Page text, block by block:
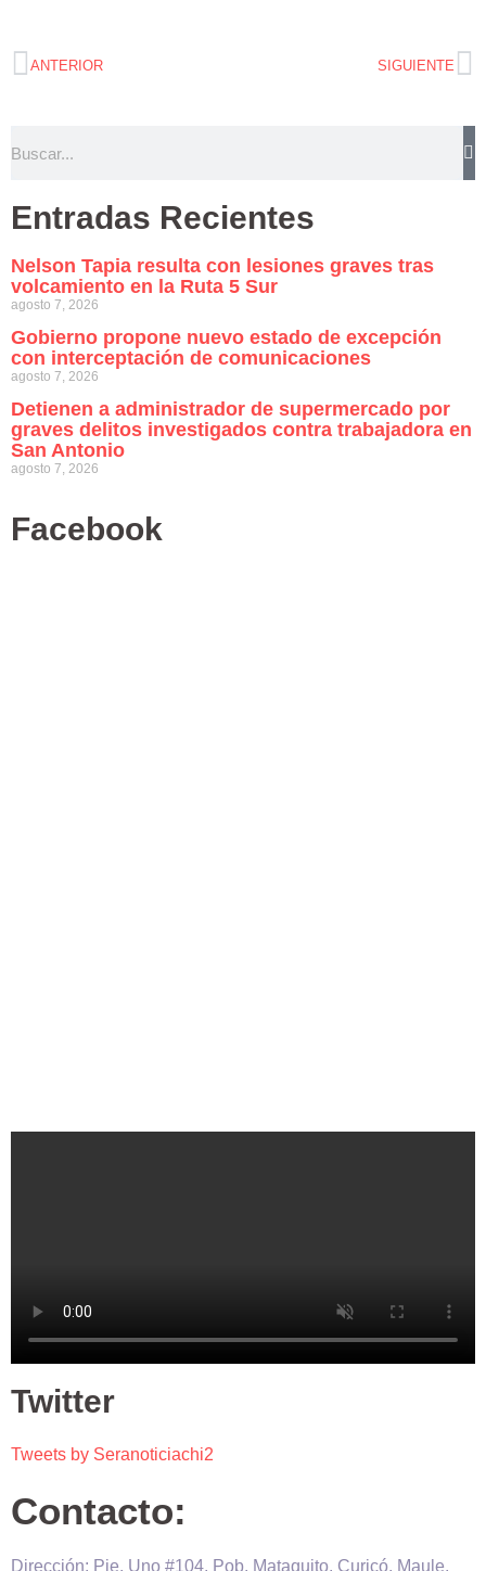
ANTERIOR SIGUIENTE
Entradas Recientes
Nelson Tapia resulta con lesiones graves tras
volcamiento en la Ruta 5 Sur
agosto 7, 2026
Gobierno propone nuevo estado de excepción
con interceptación de comunicaciones
agosto 7, 2026
Detienen a administrador de supermercado por
graves delitos investigados contra trabajadora en
San Antonio
agosto 7, 2026
Facebook
Twitter
Tweets by Seranoticiachi2
Contacto:
Dirección: Pje. Uno #104, Pob. Mataquito, Curicó, Maule,